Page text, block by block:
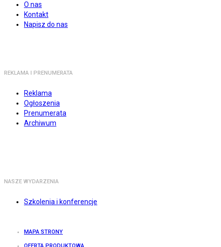
O nas
Kontakt
Napisz do nas
REKLAMA I PRENUMERATA
Reklama
Ogłoszenia
Prenumerata
Archiwum
NASZE WYDARZENIA
Szkolenia i konferencje
MAPA STRONY